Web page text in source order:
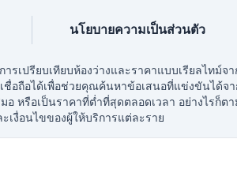
นโยบายความเป็นส่วนตัว
ปรียบเทียบห้องว่างและราคาแบบเรียลไทม์จา
ชื่อถือได้เพื่อช่วยคุณค้นหาข้อเสนอที่แข่งขันได้จ
หรือเป็นราคาที่ต่ำที่สุดตลอดเวลา อย่างไรก็ต
งื่อนไขของผู้ให้บริการแต่ละราย